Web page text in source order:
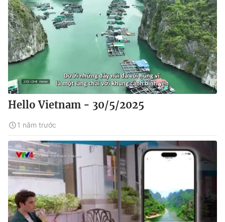
Hello Vietnam - 30/5/2025
1 năm trước